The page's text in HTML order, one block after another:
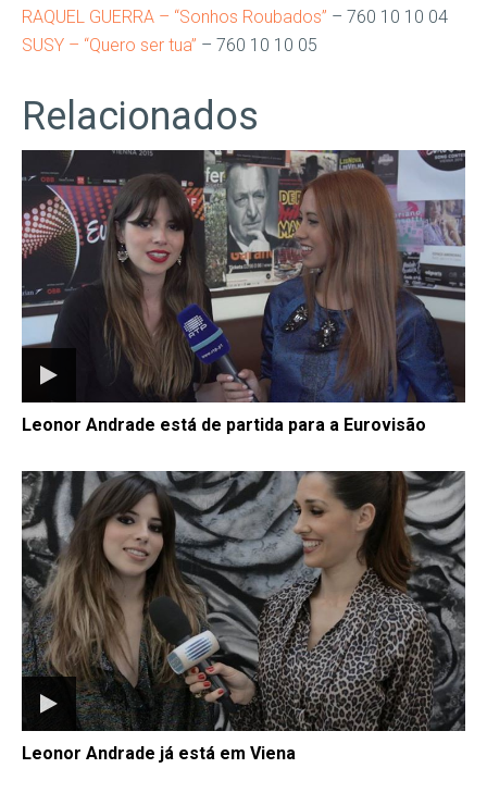
RAQUEL GUERRA – “Sonhos Roubados” – 760 10 10 04
SUSY – “Quero ser tua” – 760 10 10 05
Relacionados
Leonor Andrade está de partida para a Eurovisão
Leonor Andrade já está em Viena